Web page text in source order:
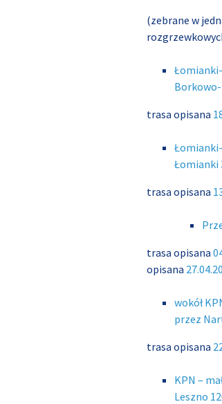
(zebrane w
trasa opisana
Łomianki
trasa opisana
trasa opisana
opisana
wokół
przez
trasa opisana
KPN –
Leszno